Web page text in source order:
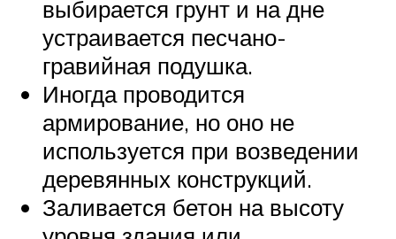
выбирается грунт и на дне
устраивается песчано-
гравийная подушка.
Иногда проводится
армирование, но оно не
используется при возведении
деревянных конструкций.
Заливается бетон на высоту